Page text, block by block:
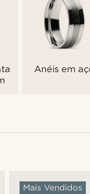
Anéis em
Mais Vendidos